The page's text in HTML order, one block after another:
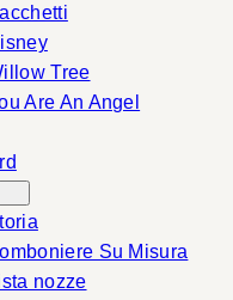
Tree
Are An Angel
Su Misura
nozze